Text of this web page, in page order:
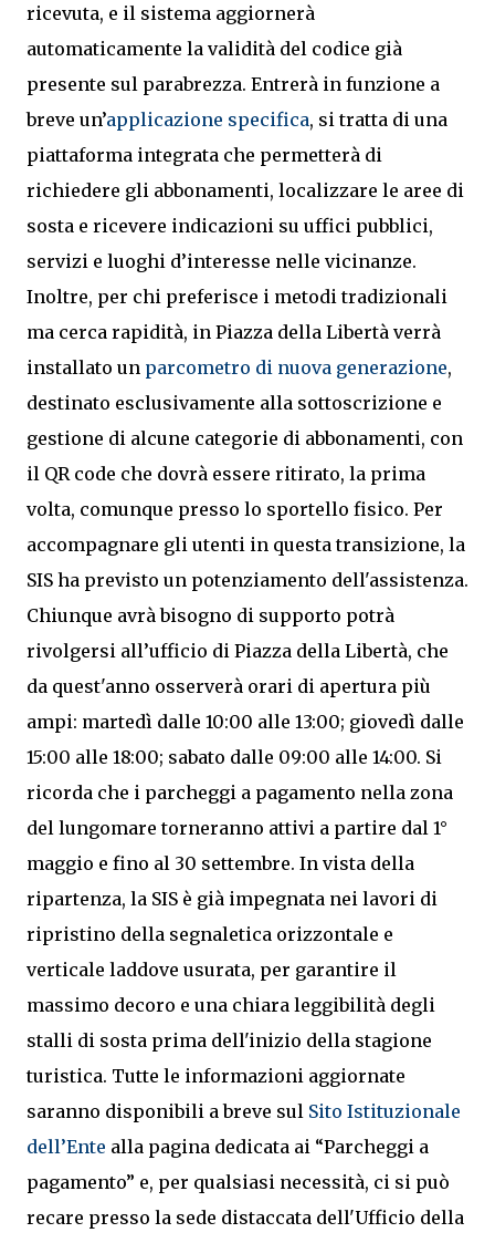
ricevuta, e il sistema aggiornerà
automaticamente la validità del codice già
presente sul parabrezza. Entrerà in funzione a
breve un’applicazione specifica, si tratta di una
piattaforma integrata che permetterà di
richiedere gli abbonamenti, localizzare le aree di
sosta e ricevere indicazioni su uffici pubblici,
servizi e luoghi d’interesse nelle vicinanze.
Inoltre, per chi preferisce i metodi tradizionali
ma cerca rapidità, in Piazza della Libertà verrà
installato un parcometro di nuova generazione,
destinato esclusivamente alla sottoscrizione e
gestione di alcune categorie di abbonamenti, con
il QR code che dovrà essere ritirato, la prima
volta, comunque presso lo sportello fisico. Per
accompagnare gli utenti in questa transizione, la
SIS ha previsto un potenziamento dell'assistenza.
Chiunque avrà bisogno di supporto potrà
rivolgersi all’ufficio di Piazza della Libertà, che
da quest'anno osserverà orari di apertura più
ampi: martedì dalle 10:00 alle 13:00; giovedì dalle
15:00 alle 18:00; sabato dalle 09:00 alle 14:00. Si
ricorda che i parcheggi a pagamento nella zona
del lungomare torneranno attivi a partire dal 1°
maggio e fino al 30 settembre. In vista della
ripartenza, la SIS è già impegnata nei lavori di
ripristino della segnaletica orizzontale e
verticale laddove usurata, per garantire il
massimo decoro e una chiara leggibilità degli
stalli di sosta prima dell'inizio della stagione
turistica. Tutte le informazioni aggiornate
saranno disponibili a breve sul Sito Istituzionale
dell’Ente alla pagina dedicata ai “Parcheggi a
pagamento” e, per qualsiasi necessità, ci si può
recare presso la sede distaccata dell'Ufficio della